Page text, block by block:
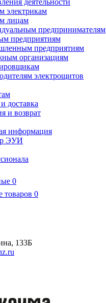
деятельности
электрикам
лицам
предпринимателям
предприятиям
предприятиям
организациям
электрощитов
доставка
и возврат
информация
ЭУИ
0
товаров 0
133Б